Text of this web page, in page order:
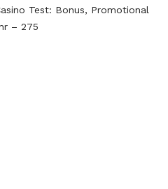
Test: Bonus, Promotional
– 275